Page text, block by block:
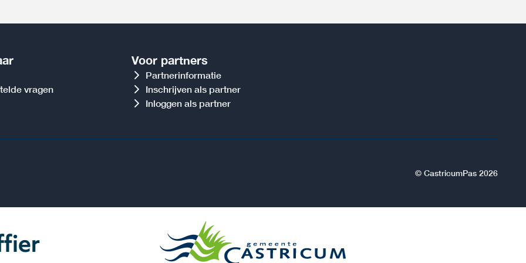
vragen
Voor partners
Partnerinformatie
Inschrijven als partner
Inloggen als partner
© CastricumPas 2026